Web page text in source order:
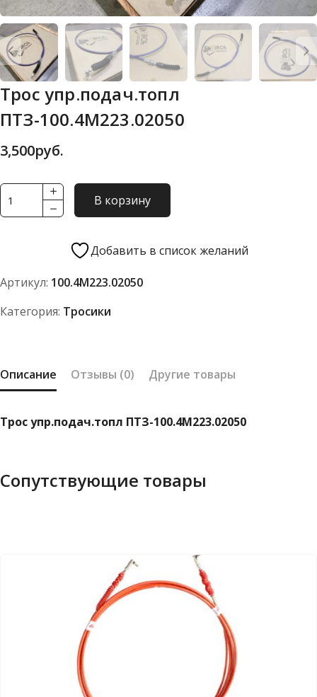
Трос упр.подач.топл
ПТЗ-100.4М223.02050
3,500руб.
Количество
товара
упр.подач.топл
В корзину
Добавить в список желаний
Артикул: 100.4М223.02050
Категория: Тросики
Описание Отзывы (0) Другие товары
Трос упр.подач.топл ПТЗ-100.4М223.02050
Сопутствующие товары